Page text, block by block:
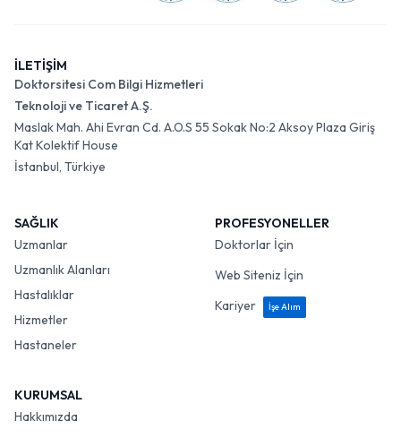
İLETİŞİM
Doktorsitesi Com Bilgi Hizmetleri
Teknoloji ve Ticaret A.Ş.
Maslak Mah. Ahi Evran Cd. A.O.S 55 Sokak No:2 Aksoy Plaza Giriş
Kat Kolektif House
İstanbul, Türkiye
SAĞLIK
Uzmanlar
Uzmanlık Alanları
Hastalıklar
Hizmetler
Hastaneler
PROFESYONELLER
Doktorlar İçin
Web Siteniz İçin
Kariyer
İşe Alım
KURUMSAL
Hakkımızda